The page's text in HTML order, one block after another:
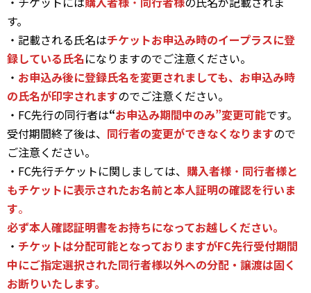
す。
・記載される氏名はチケットお申込み時のイープラスに登
録している氏名になりますのでご注意ください。
・ お申込み後に登録氏名を変更されましても、お申込み時
の氏名が印字されますのでご注意ください。
・FC先行の同行者は“お申込み期間中のみ”変更可能です。
受付期間終了後は、 同行者の変更ができなくなりますので
ご注意ください。
・FC先行チケットに関しましては、 購入者様 ・ 同行者様と
もチケットに表示されたお名前と本人証明の確認を行いま
す。
必ず本人確認証明書をお持ちになってお越しください。
・ チケットは分配可能となっておりますがFC先行受付期間
中にご指定選択された同行者様以外への分配・譲渡は固く
お断りいたします。